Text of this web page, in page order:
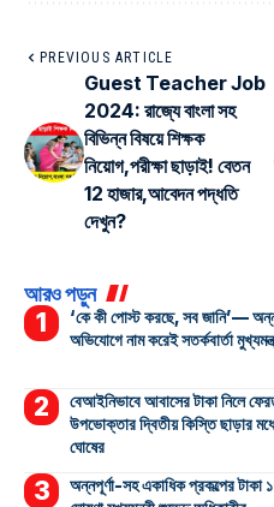
PREVIOUS ARTICLE
Guest Teacher Job
2024: রাজ্যে বাংলা সহ
বিভিন্ন বিষয়ে শিক্ষক
নিয়োগ,পরীক্ষা ছাড়াই! বেতন
12 হাজার,আবেদন পদ্ধতি
দেখুন?
আরও পড়ুন
‘কে কী পোস্ট করছে, সব জানি’—
অভিযোগে নাম করেই সতর্কবার্তা
বেআইনিভাবে আবাসের টাকা নিলে
উপভোক্তার দ্বিতীয় কিস্তি ছাড়ার
ঘোষের
অন্নপূর্ণা-সহ একাধিক প্রকল্পের